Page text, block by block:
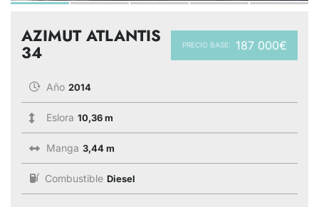
PRECIO BASE: 187 000€
AZIMUT ATLANTIS
34
Año 2014
Eslora 10,36 m
Manga 3,44 m
Combustible Diesel